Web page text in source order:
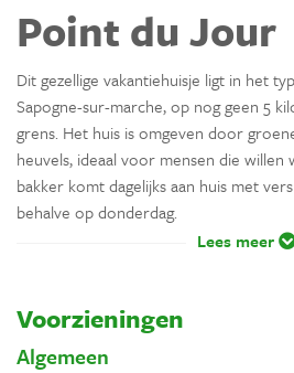
Point du Jour
Dit gezellige vakantiehuisje ligt in het
Sapogne-sur-marche, op nog geen 5
grens. Het huis is omgeven door
heuvels, ideaal voor mensen die willen
bakker komt dagelijks aan huis met
behalve op donderdag.
Lees meer
Voorzieningen
Algemeen